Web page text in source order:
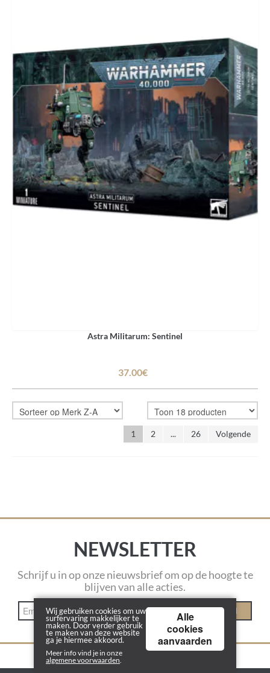
Astra Militarum: Sentinel
37.00€
1 2 ... 26 Volgende
NEWSLETTER
Schrijf u in op onze nieuwsbrief om op de hoogte te
blijven van alle acties.
INSCHRIJVEN
Wij gebruiken cookies om uw
surfervaring makkelijker te
maken. Door verder gebruik
te maken van deze website
ga je hiermee akkoord.
Meer info vind je in onze
algemene voorwaarden.
Alle
cookies
aanvaarden